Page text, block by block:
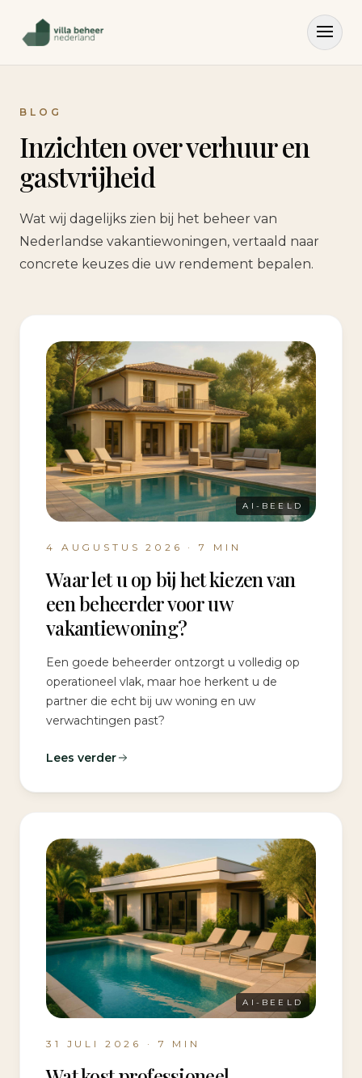
BLOG
Inzichten over verhuur en
gastvrijheid
Wat wij dagelijks zien bij het beheer van
Nederlandse vakantiewoningen, vertaald naar
concrete keuzes die uw rendement bepalen.
AI-BEELD
4 AUGUSTUS 2026 ·7 MIN
Waar let u op bij het kiezen van
een beheerder voor uw
vakantiewoning?
Een goede beheerder ontzorgt u volledig op
operationeel vlak, maar hoe herkent u de
partner die echt bij uw woning en uw
verwachtingen past?
Lees verder
AI-BEELD
31 JULI 2026 · 7 MIN